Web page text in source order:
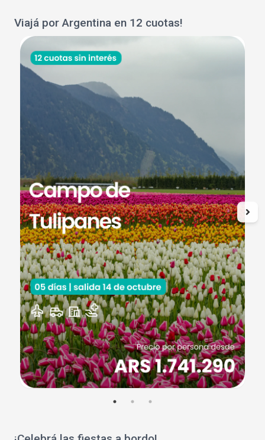
Viajá por Argentina en 12 cuotas!